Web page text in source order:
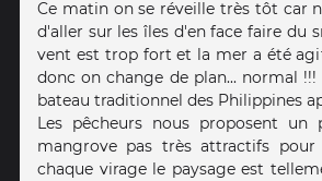
Ce matin on se réveille très tôt car
d'aller sur les îles d'en face faire du
vent est trop fort et la mer a été
donc on change de plan... normal
bateau traditionnel des Philippines
Les pêcheurs nous proposent
mangrove pas très attractifs
chaque virage le paysage est